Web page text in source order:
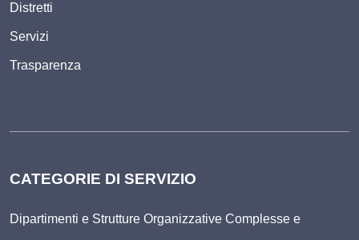
Distretti
Servizi
Trasparenza
CATEGORIE DI SERVIZIO
Dipartimenti e Strutture Organizzative Complesse e